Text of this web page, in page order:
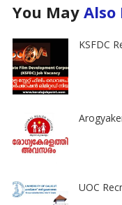
You May Also
KSFDC
UOC